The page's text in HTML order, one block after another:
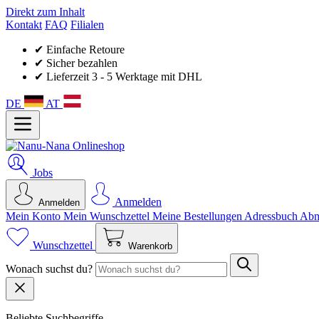
Direkt zum Inhalt
Kontakt FAQ Filialen
✔ Einfache Retoure
✔ Sicher bezahlen
✔ Lieferzeit 3 - 5 Werktage mit DHL
DE AT
Jobs
Anmelden
Anmelden
Mein Konto Mein Wunsch­zettel Meine Bestellungen Adressbuch
Wunschzettel Warenkorb
Wonach suchst du?